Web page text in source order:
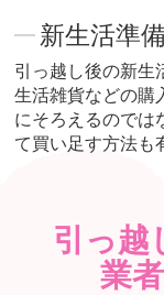
新生活準
引っ越し後の新生
生活雑貨などの購
にそろえるのでは
て買い足す方法も
引っ越
業